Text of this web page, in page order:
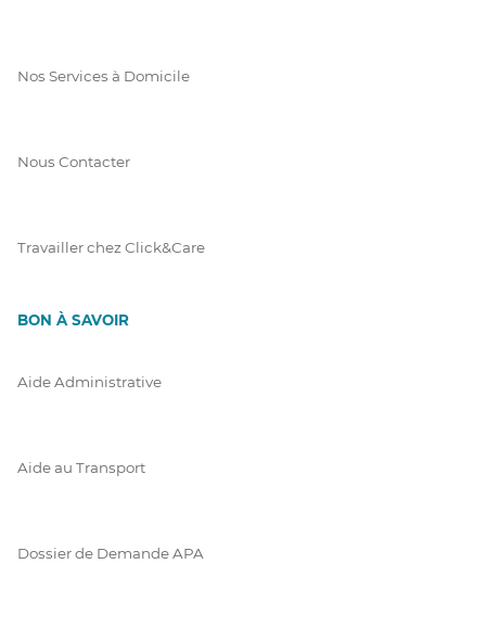
Nos Services à Domicile
Nous Contacter
Travailler chez Click&Care
BON À SAVOIR
Aide Administrative
Aide au Transport
Dossier de Demande APA